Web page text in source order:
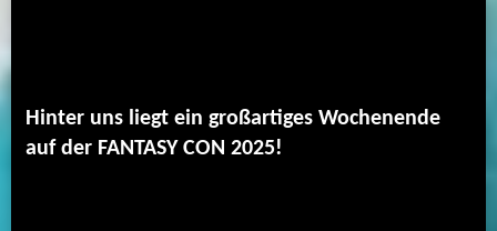
Hinter uns liegt ein großartiges Wochenende
auf der FANTASY CON 2025!